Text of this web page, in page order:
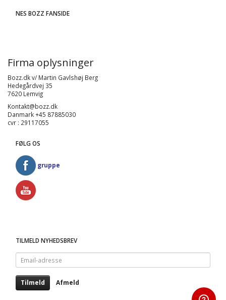
NES BOZZ FANSIDE
Firma oplysninger
Bozz.dk v/ Martin Gavlshøj Berg
Hedegårdvej 35
7620 Lemvig
Kontakt@bozz.dk
Danmark +45 87885030
cvr : 29117055
FØLG OS
gruppe
TILMELD NYHEDSBREV
Email-
adresse
Tilmeld Afmeld